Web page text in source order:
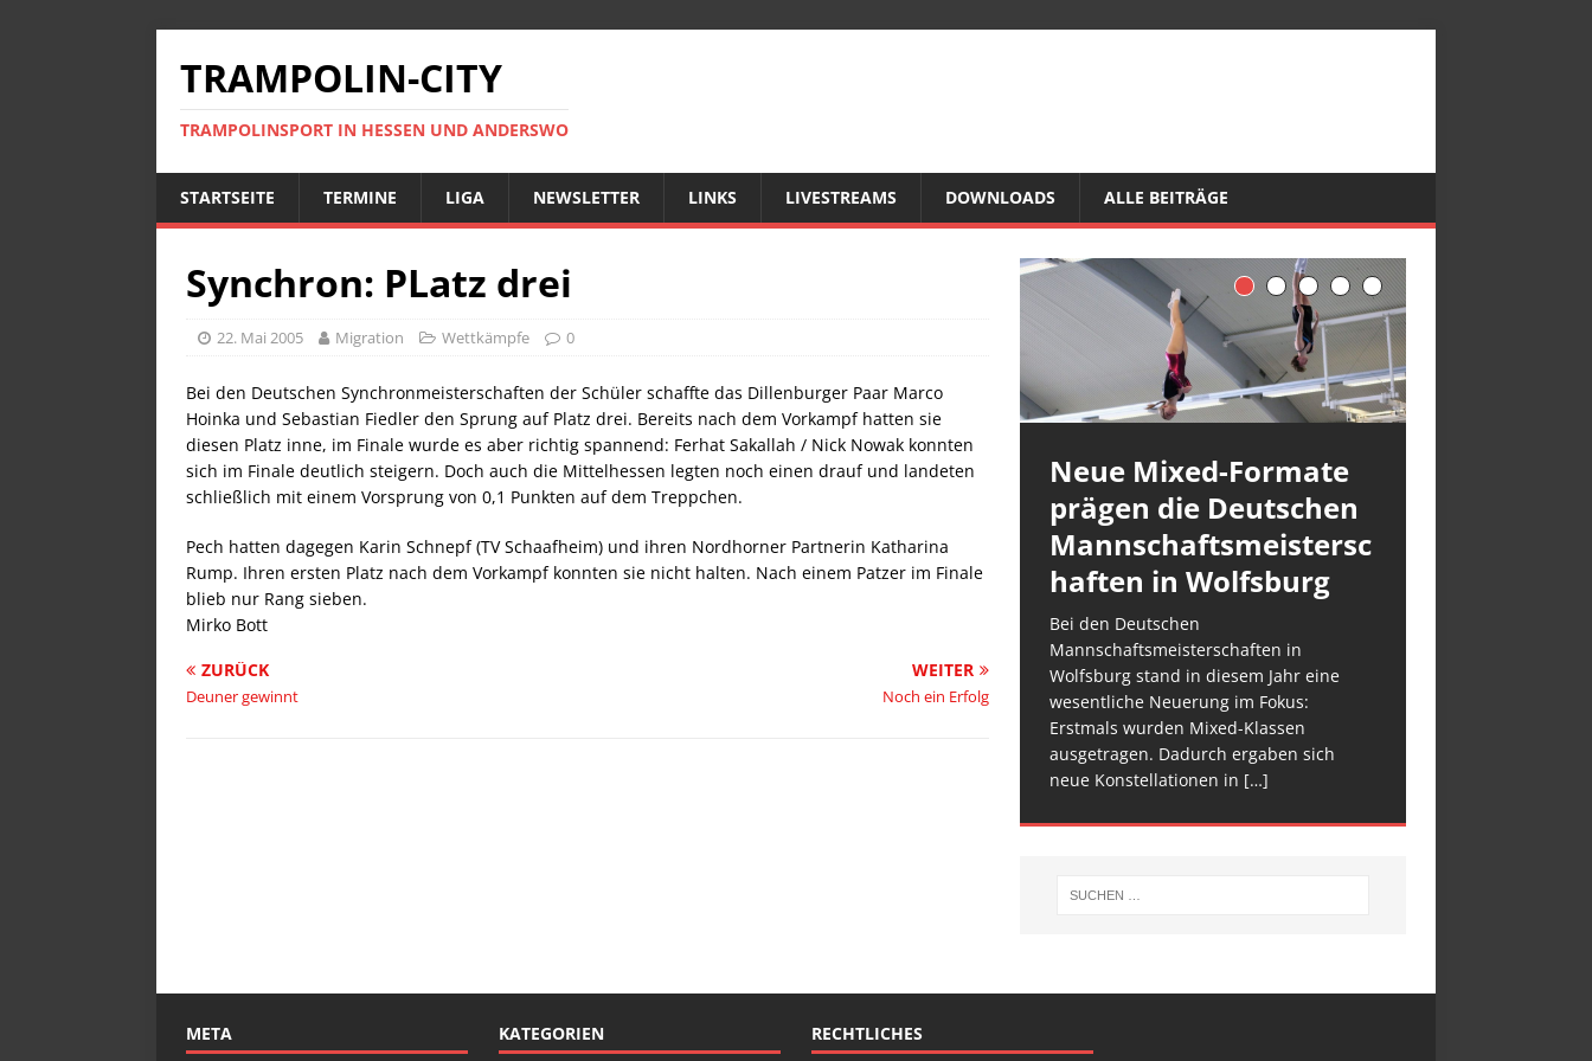
TRAMPOLIN-CITY
TRAMPOLINSPORT IN HESSEN UND ANDERSWO
STARTSEITE TERMINE LIGA NEWSLETTER LINKS LIVESTREAMS DOWNLOADS ALLE BEITRÄGE
Synchron: PLatz drei
22. Mai 2005 Migration Wettkämpfe 0
Bei den Deutschen Synchronmeisterschaften der Schüler schaffte das Dillenburger Paar Marco
Hoinka und Sebastian Fiedler den Sprung auf Platz drei. Bereits nach dem Vorkampf hatten sie
diesen Platz inne, im Finale wurde es aber richtig spannend: Ferhat Sakallah / Nick Nowak konnten
sich im Finale deutlich steigern. Doch auch die Mittelhessen legten noch einen drauf und landeten
schließlich mit einem Vorsprung von 0,1 Punkten auf dem Treppchen.
Pech hatten dagegen Karin Schnepf (TV Schaafheim) und ihren Nordhorner Partnerin Katharina
Rump. Ihren ersten Platz nach dem Vorkampf konnten sie nicht halten. Nach einem Patzer im Finale
blieb nur Rang sieben.
Mirko Bott
ZURÜCK
Deuner gewinnt
WEITER
Noch ein Erfolg
Neue Mixed-Formate
prägen die Deutschen
Mannschaftsmeistersc
haften in Wolfsburg
Bei den Deutschen
Mannschaftsmeisterschaften in
Wolfsburg stand in diesem Jahr eine
wesentliche Neuerung im Fokus:
Erstmals wurden Mixed-Klassen
ausgetragen. Dadurch ergaben sich
neue Konstellationen in […]
META KATEGORIEN RECHTLICHES